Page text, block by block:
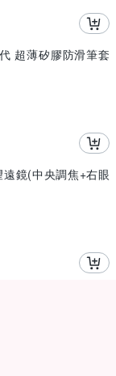
超薄矽膠防滑筆套
鏡(中央調焦+右眼